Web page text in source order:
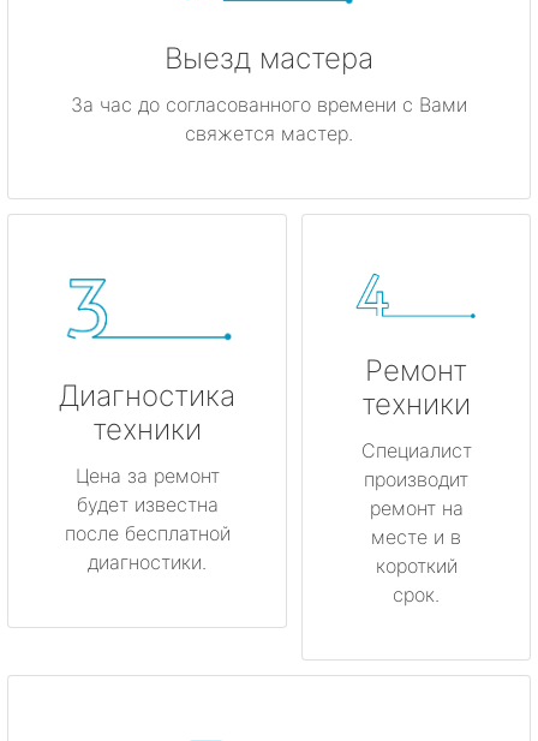
Выезд мастера
За час до согласованного времени с Вами
свяжется мастер.
Диагностика
техники
Цена за ремонт
будет известна
после бесплатной
диагностики.
Ремонт
техники
Специалист
производит
ремонт на
месте и в
короткий
срок.